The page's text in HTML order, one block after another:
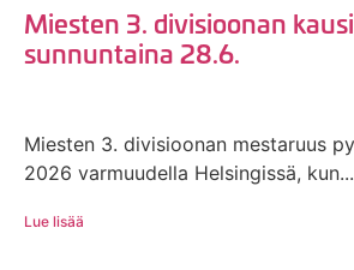
Miesten 3. divisioonan
sunnuntaina 28.6.
Miesten 3. divisioonan mestaruus
2026 varmuudella Helsingissä, kun...
Lue lisää